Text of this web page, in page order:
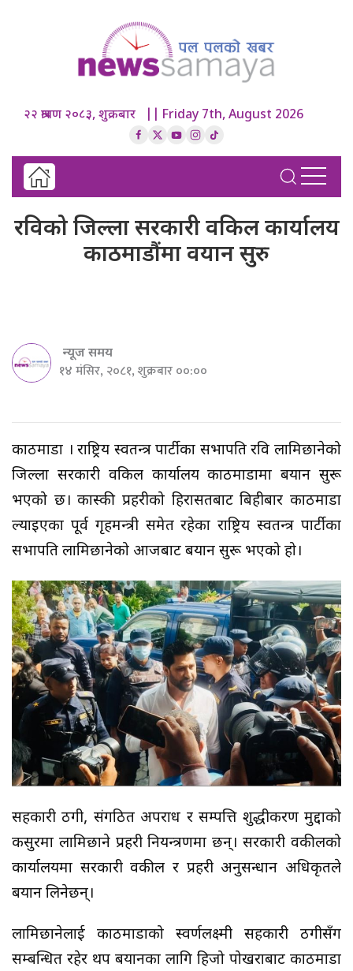
२२ श्रावण २०८३, शुक्रबार || Friday 7th, August 2026
रविको जिल्ला सरकारी वकिल कार्यालय
काठमाडौंमा वयान सुरु
न्यूज समय
१४ मंसिर, २०८१, शुक्रबार ००:००
काठमाडौं । राष्ट्रिय स्वतन्त्र पार्टीका सभापति रवि लामिछानेको
जिल्ला सरकारी वकिल कार्यालय काठमाडौंमा बयान सुरू
भएको छ। कास्की प्रहरीको हिरासतबाट बिहीबार काठमाडौं
ल्याइएका पूर्व गृहमन्त्री समेत रहेका राष्ट्रिय स्वतन्त्र पार्टीका
सभापति लामिछानेको आजबाट बयान सुरू भएको हो।
सहकारी ठगी, संगठित अपराध र सम्पत्ति शुद्धीकरण मुद्दाको
कसुरमा लामिछाने प्रहरी नियन्त्रणमा छन्। सरकारी वकीलको
कार्यालयमा सरकारी वकील र प्रहरी अनुसन्धान अधिकृतले
बयान लिनेछन्।
लामिछानेलाई काठमाडौंको स्वर्णलक्ष्मी सहकारी ठगीसँग
सम्बन्धित रहेर थप बयानका लागि हिजो पोखराबाट काठमाडौं